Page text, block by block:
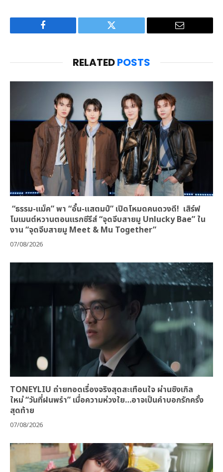
Facebook Twitter Email
RELATEDPOSTS
“ธรรม-แม็ค” พา “อั๋น-แสตมป์” เปิดโหมดคนดวงดี! เสิร์ฟ
โมเมนต์หวานตอนแรกซีรีส์ “จุดจีบสายมู Unlucky Bae” ใน
งาน “จุดจีบสายมู Meet & Mu Together”
07/08/2026
TONEYLIU ถ่ายทอดเรื่องจริงสุดสะเทือนใจ ผ่านซิงเกิล
ใหม่ “วันที่ฝนพรำ” เมื่อความห่วงใย…อาจเป็นคำบอกรักครั้ง
สุดท้าย
07/08/2026